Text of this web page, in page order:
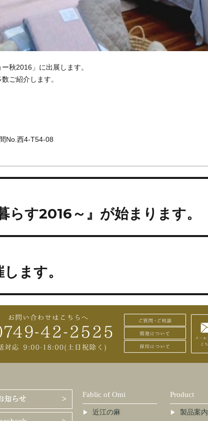
秋2016」に出展します。
ご紹介します。
No.西4-T54-08
す2016～』が始まります。
ます。
Fablic of Omi
近江の麻
Product
製品案内